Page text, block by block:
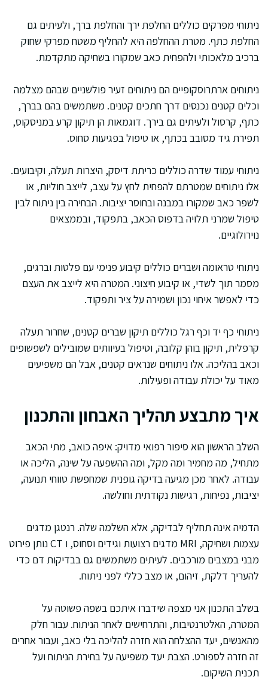
ניתוחי מפרקים כוללים החלפת ירך והחלפת ברך, ולעיתים גם
החלפת כתף. מטרת ההחלפה היא להחליף משטח מפרקי שחוק
ברכיב מלאכותי ולהפחית כאב שמקורו בשחיקה מתקדמת.
ניתוחים ארתרוסקופיים הם ניתוחים זעיר פולשניים שבהם מצלמה
וכלים קטנים נכנסים דרך חתכים קטנים. משתמשים בהם בברך,
כתף, קרסול ולעיתים גם בירך. דוגמאות הן תיקון קרע במניסקוס,
תפירת גיד מסובב בכתף, או טיפול בפגיעות סחוס.
ניתוחי עמוד שדרה כוללים כריתת דיסק, היצרות תעלה, וקיבועים.
אלו ניתוחים שמטרתם להפחית לחץ על עצב, לייצב חוליות, או
לשפר כאב שמקורו במבנה ובחוסר יציבות. הבחירה בין ניתוח לבין
טיפול שמרני תלויה בדפוס הכאב, בתפקוד, ובממצאים
נוירולוגיים.
ניתוחי טראומה ושברים כוללים קיבוע פנימי עם פלטות וברגים,
מסמר תוך לשדי, או קיבוע חיצוני. המטרה היא לייצב את העצם
כדי לאפשר איחוי נכון ושמירה על ציר ותפקוד.
ניתוחי כף יד וכף רגל כוללים תיקון שברים קטנים, שחרור תעלה
קרפלית, תיקון בוהן קלובה, וטיפול בעיוותים שמובילים לשפשופים
וכאב בהליכה. אלו ניתוחים שנראים קטנים, אבל הם משפיעים
מאוד על יכולת עבודה ופעילות.
איך מתבצע תהליך האבחון והתכנון
השלב הראשון הוא סיפור רפואי מדויק: איפה כואב, מתי הכאב
מתחיל, מה מחמיר ומה מקל, ומה ההשפעה על שינה, הליכה או
עבודה. לאחר מכן מגיעה בדיקה גופנית שמחפשת טווחי תנועה,
יציבות, נפיחות, רגישות נקודתית וחולשה.
הדמיה אינה תחליף לבדיקה, אלא השלמה שלה. רנטגן מדגים
עצמות ושחיקה, MRI מדגים רצועות וגידים וסחוס, ו CT נותן פירוט
מבני במצבים מורכבים. לעיתים משתמשים גם בבדיקות דם כדי
להעריך דלקת, זיהום, או מצב כללי לפני ניתוח.
בשלב התכנון אני מצפה שידברו איתכם בשפה פשוטה על
המטרה, האלטרנטיבות, והתרחישים לאחר הניתוח. עבור חלק
מהאנשים, יעד ההצלחה הוא חזרה להליכה בלי כאב, ועבור אחרים
זה חזרה לספורט. הצבת יעד משפיעה על בחירת הניתוח ועל
תכנית השיקום.